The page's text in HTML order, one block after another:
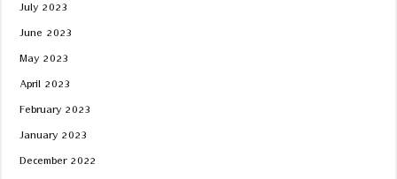
July 2023
June 2023
May 2023
April 2023
February 2023
January 2023
December 2022